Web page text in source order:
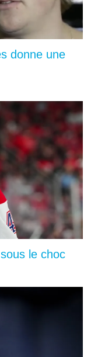
donne une
le choc